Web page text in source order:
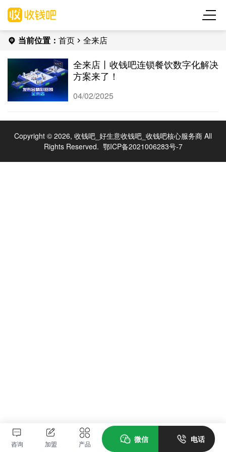
当前位置： 首页 全来店
全来店丨收钱吧连锁餐饮数字化解决
方案来了！
04/02/2025
Copyright © 2026, 收钱吧_好生意收钱吧_收钱吧核心服务商 All
Rights Reserved. 鄂ICP备2021006283号-7
咨询 加盟 产品 微信 电话